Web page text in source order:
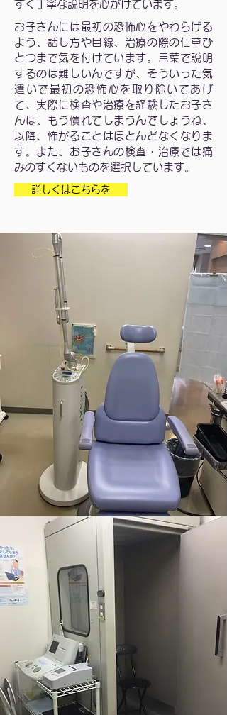
すく丁寧な説明を心がけています。
お子さんには最初の恐怖心をやわらげる
よう、話し方や目線、治療の際の仕草ひ
とつまで気を付けています。言葉で説明
するのは難しいんですが、そういった気
遣いで最初の恐怖心を取り除いてあげ
て、実際に検査や治療を経験したお子さ
んは、もう慣れてしまうんでしょうね、
以降、怖がることはほとんどなくなりま
す。また、お子さんの検査・治療では痛
みのすくないものを選択しています。
詳しくはこちらを